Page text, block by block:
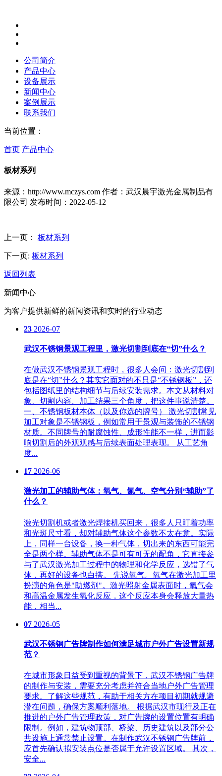
公司简介
产品中心
设备展示
新闻中心
案例展示
联系我们
当前位置：
首页 产品中心
板材系列
来源：http://www.mczys.com 作者：武汉晨宇激光金属制品有
限公司 发布时间：2022-05-12
上一页： 板材系列
下一页: 板材系列
返回列表
新闻中心
为客户提供新鲜的新闻资讯和实时的行业动态
23 2026-07
武汉不锈钢景观工程里，激光切割到底在“切”什么？
在做武汉不锈钢景观工程时，很多人会问：激光切割到
底是在“切”什么？其实它面对的不只是“不锈钢板”，还
包括图纸里的结构细节与后续安装需求。本文从材料对
象、切割内容、加工结果三个角度，把这件事说清楚。
一、不锈钢板材本体（以及你选的牌号） 激光切割常见
加工对象是不锈钢板，例如常用于景观与装饰的不锈钢
材质。不同牌号的耐腐蚀性、成形性能不一样，进而影
响切割后的外观观感与后续表面处理表现。 从工艺角
度...
17 2026-06
激光加工的辅助气体：氧气、氮气、空气分别“辅助”了
什么？
激光切割机或者激光焊接机买回来，很多人只盯着功率
和光斑尺寸看，却对辅助气体这个参数不太在意。实际
上，同样一台设备，换一种气体，切出来的东西可能完
全是两个样。辅助气体不是可有可无的配角，它直接参
与了武汉激光加工过程中的物理和化学反应，选错了气
体，再好的设备也白搭。 先说氧气。氧气在激光加工里
扮演的角色是"助燃剂"。激光照射金属表面时，氧气会
和高温金属发生氧化反应，这个反应本身会释放大量热
能，相当...
07 2026-05
武汉不锈钢广告牌制作如何满足城市户外广告设置新规
范？
在城市形象日益受到重视的背景下，武汉不锈钢广告牌
的制作与安装，需要充分考虑并符合当地户外广告管理
要求。了解这些规范，有助于相关方在项目初期就规避
潜在问题，确保方案顺利落地。 根据武汉市现行及正在
推进的户外广告管理政策，对广告牌的设置位置有明确
限制。例如，建筑物顶部、桥梁、历史建筑以及部分公
共设施上通常禁止设置。在制作武汉不锈钢广告牌前，
应首先确认拟安装点位是否属于允许设置区域。 其次，
安全...